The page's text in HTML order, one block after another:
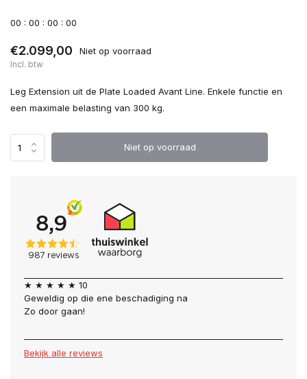
00 : 00 : 00 : 00
€2.099,00 Niet op voorraad
Incl. btw
Leg Extension uit de Plate Loaded Avant Line. Enkele functie en
een maximale belasting van 300 kg.
Niet op voorraad
★ ★ ★ ★ ★ 10
Geweldig op die ene beschadiging na
Zo door gaan!
Bekijk alle reviews